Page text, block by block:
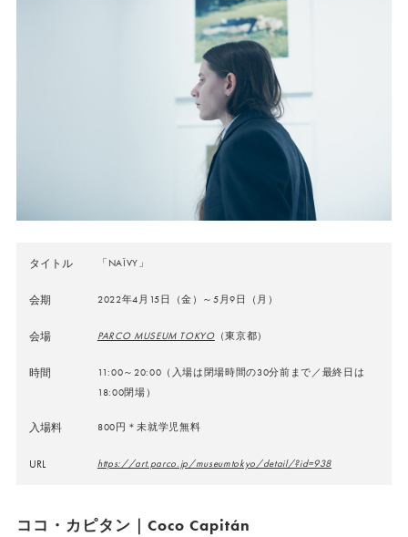
タイトル 「NAÏVY」
会期 2022年4月15日（金）～5月9日（月）
会場 PARCO MUSEUM TOKYO（東京都）
時間
11:00～20:00（入場は閉場時間の30分前まで／最終日は
18:00閉場）
入場料 800円＊未就学児無料
URL https://art.parco.jp/museumtokyo/detail/?id=938
ココ・カピタン｜Coco Capitán